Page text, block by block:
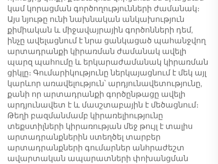
կամ կորացման գործողությունների ժամանակ։
Այս նյութը ունի նախնական անկախություն
քիմիական և միջավայրային գործոնների դեմ,
ինչը ավելացնում է նրա ցանկացած պահանջվող
արտադրանքի կիրառման ժամանակ ավելի
պարզ պահումը և երկարաժամանակ կիրառման
ցիկլը։ Գումարիկությունը ներկայացնում է մեկ այլ
կարևոր առավելություն՝ արդյունավետությունը,
քանի որ արտադրանքի գործընթացը ավելի
արդյունավետ է և մասշտաբային է մեծացնում։
Թեղի բազմանմամբ կիրառելիությունը
տեքստիլների կիրառության մեջ թույլ է տալիս
արտադրանքներին ստեղծել տարբեր
արտադրանքների գումարներ անհրաժեշտ
ավարտական ապարատների փոխանցման